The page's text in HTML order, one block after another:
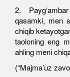
2.
qasamki, men
chiqib
taoloning eng
ahling meni
(“Majma’uz